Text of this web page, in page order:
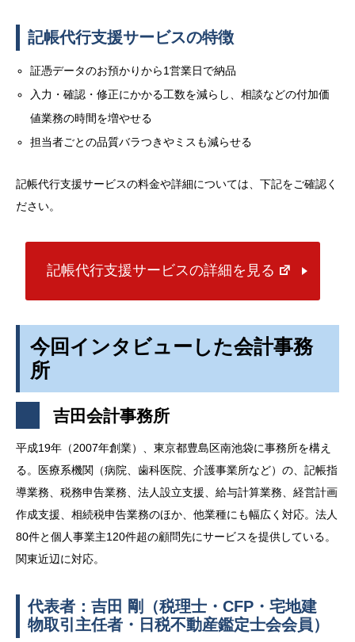
記帳代行支援サービスの特徴
証憑データのお預かりから1営業日で納品
入力・確認・修正にかかる工数を減らし、相談などの付加価
値業務の時間を増やせる
担当者ごとの品質バラつきやミスも減らせる
記帳代行支援サービスの料金や詳細については、下記をご確認く
ださい。
記帳代行支援サービスの詳細を見る
今回インタビューした会計事務
所
吉田会計事務所
平成19年（2007年創業）、東京都豊島区南池袋に事務所を構え
る。医療系機関（病院、歯科医院、介護事業所など）の、記帳指
導業務、税務申告業務、法人設立支援、給与計算業務、経営計画
作成支援、相続税申告業務のほか、他業種にも幅広く対応。法人
80件と個人事業主120件超の顧問先にサービスを提供している。
関東近辺に対応。
代表者：吉田 剛（税理士・CFP・宅地建
物取引主任者・日税不動産鑑定士会会員）